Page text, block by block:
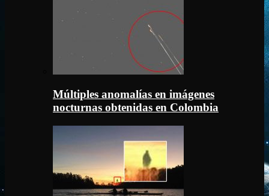
Múltiples anomalías en imágenes
nocturnas obtenidas en Colombia